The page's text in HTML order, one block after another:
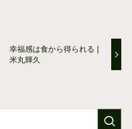
幸福感は食から得られる |
米丸輝久